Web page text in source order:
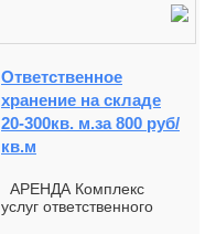
Ответственное
хранение на складе
20-300кв. м.за 800 руб/
кв.м
АРЕНДА Комплекс
услуг ответственного